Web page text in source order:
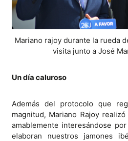
Mariano rajoy durante la rueda
visita junto a José
Un día caluroso
Además del protocolo que
magnitud, Mariano Rajoy
amablemente interesándose
elaboran nuestros jamones